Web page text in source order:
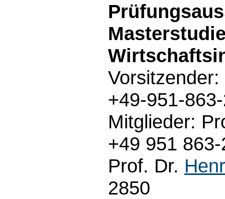
+49-951-
Mitglieder:
+49 951
Prof. Dr.
2850